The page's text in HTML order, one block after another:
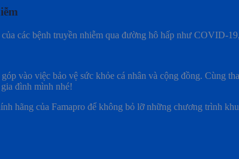
các bệnh truyền nhiễm qua đường hô hấp như COVID-
vào việc bảo vệ sức khỏe cá nhân và cộng đồng. Cùng
đình mình nhé!
hãng của Famapro để không bỏ lỡ những chương trình